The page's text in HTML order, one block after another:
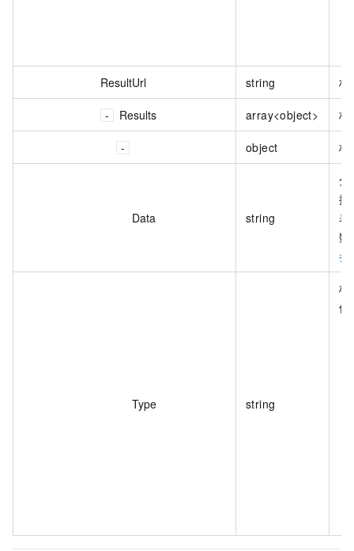
ResultUrl string 标
Results array<object> 标
object 标
Data string
分
据
表
数
参
Type string
标
值